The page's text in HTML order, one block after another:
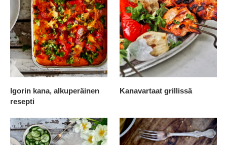
Igorin kana, alkuperäinen
resepti
Kanavartaat grillissä